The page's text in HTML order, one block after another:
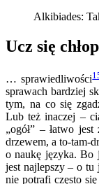
Alkibiades:
Ucz się
… sprawiedliwości
sprawach bardziej
tym, na co się
Lub też inaczej –
„ogół” – łatwo
drzewem, a to-tam-
o naukę języka.
jest najlepszy – o tu
nie potrafi często